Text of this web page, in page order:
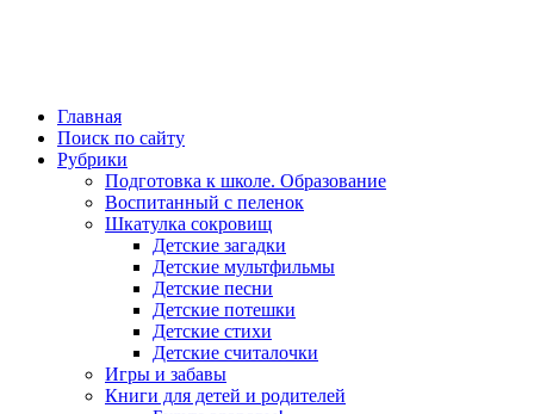
Главная
Поиск по сайту
Рубрики
Подготовка к школе. Образование
Воспитанный с пеленок
Шкатулка сокровищ
Детские загадки
Детские мультфильмы
Детские песни
Детские потешки
Детские стихи
Детские считалочки
Игры и забавы
Книги для детей и родителей